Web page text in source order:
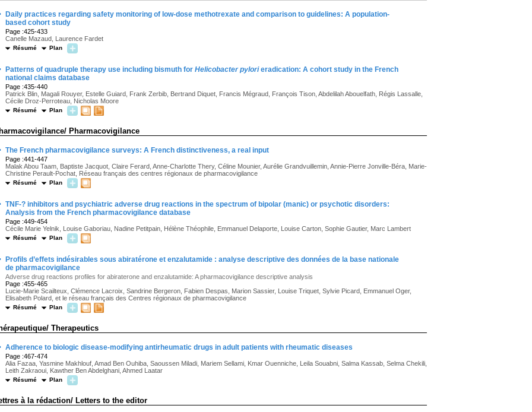
Daily practices regarding safety monitoring of low-dose methotrexate and comparison to guidelines: A population-
based cohort study
Page :425-433
Canelle Mazaud, Laurence Fardet
Résumé Plan
Patterns of quadruple therapy use including bismuth for Helicobacter pylorieradication: A cohort study in the French
national claims database
Page :435-440
Patrick Blin, Magali Rouyer, Estelle Guiard, Frank Zerbib, Bertrand Diquet, Francis Mégraud, François Tison, Abdelilah Abouelfath, Régis Lassalle,
Cécile Droz-Perroteau, Nicholas Moore
Résumé Plan
Pharmacovigilance
The French pharmacovigilance surveys: A French distinctiveness, a real input
Page :441-447
Malak Abou Taam, Baptiste Jacquot, Claire Ferard, Anne-Charlotte Thery, Céline Mounier, Aurélie Grandvuillemin, Annie-Pierre Jonville-Béra, Marie-
Christine Perault-Pochat, Réseau français des centres régionaux de pharmacovigilance
Résumé Plan
TNF-? inhibitors and psychiatric adverse drug reactions in the spectrum of bipolar (manic) or psychotic disorders:
Analysis from the French pharmacovigilance database
Page :449-454
Cécile Marie Yelnik, Louise Gaboriau, Nadine Petitpain, Hélène Théophile, Emmanuel Delaporte, Louise Carton, Sophie Gautier, Marc Lambert
Résumé Plan
Profils d’effets indésirables sous abiratérone et enzalutamide : analyse descriptive des données de la base nationale
de pharmacovigilance
Adverse drug reactions profiles for abiraterone and enzalutamide: A pharmacovigilance descriptive analysis
Page :455-465
Lucie-Marie Scailteux, Clémence Lacroix, Sandrine Bergeron, Fabien Despas, Marion Sassier, Louise Triquet, Sylvie Picard, Emmanuel Oger,
Elisabeth Polard, et le réseau français des Centres régionaux de pharmacovigilance
Résumé Plan
Therapeutics
Adherence to biologic disease-modifying antirheumatic drugs in adult patients with rheumatic diseases
Page :467-474
Alia Fazaa, Yasmine Makhlouf, Amad Ben Ouhiba, Saoussen Miladi, Mariem Sellami, Kmar Ouenniche, Leila Souabni, Salma Kassab, Selma Chekili,
Leith Zakraoui, Kawther Ben Abdelghani, Ahmed Laatar
Résumé Plan
à la rédaction/ Letters to the editor